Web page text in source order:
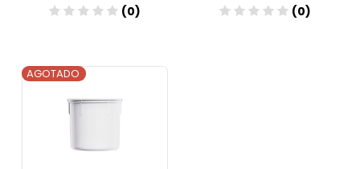
(0)
Añadir
(0)
AGOTADO